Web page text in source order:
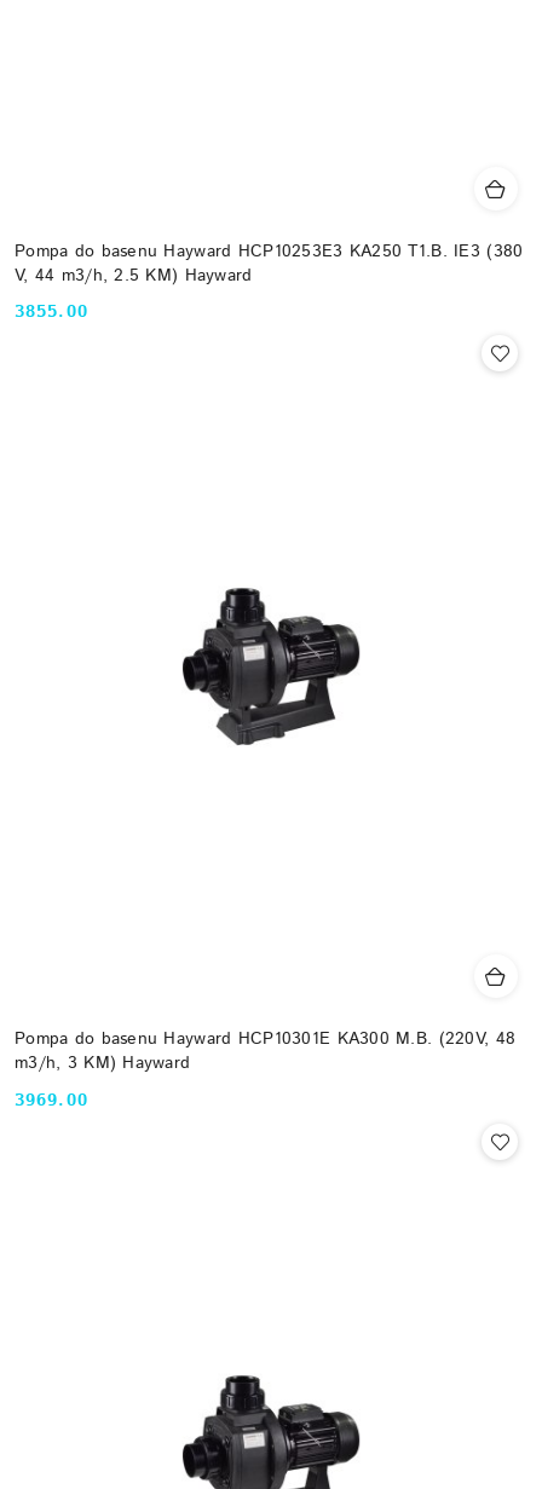
Pompa do basenu Hayward HCP10253E3 KA250 T1.B. IE3 (380
V, 44 m3/h, 2.5 KM) Hayward
Cena:
3855.00
Pompa do basenu Hayward HCP10301E KA300 M.B. (220V, 48
m3/h, 3 KM) Hayward
Cena:
3969.00